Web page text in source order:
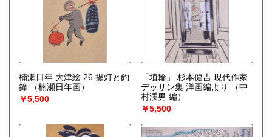
楠瀬日年 大津絵 26 提灯と釣
鐘
（楠瀬日年画）
￥5,500
「埴輪」 杉本健吉 現代作家
デッサン集 洋画編より
（中
村渓男 編）
￥5,500